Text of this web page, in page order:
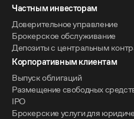
Частным инвесторам
Доверительное управление
Брокерское обслуживание
Депозиты с центральным
Корпоративным клиентам
Выпуск облигаций
Размещение свободных
IPO
Брокерские услуги для